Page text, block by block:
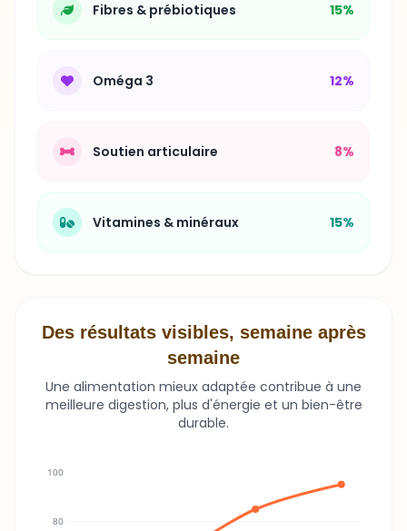
Fibres & prébiotiques 15%
Oméga 3 12%
Soutien articulaire 8%
Vitamines & minéraux 15%
Des résultats visibles, semaine après
semaine
Une alimentation mieux adaptée contribue à une
meilleure digestion, plus d'énergie et un bien-être
durable.
80
100